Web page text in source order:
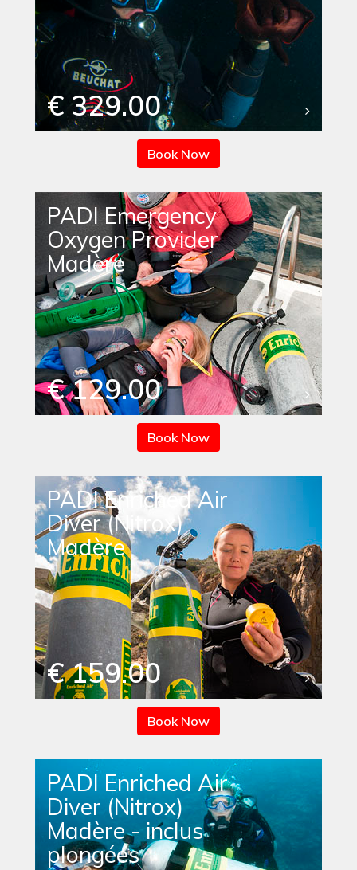
€ 329.00
Book Now
PADI Emergency
Oxygen Provider
Madère
€ 129.00
Book Now
PADI Enriched Air
Diver (Nitrox)
Madère
€ 159.00
Book Now
PADI Enriched Air
Diver (Nitrox)
Madère - inclus
plongées